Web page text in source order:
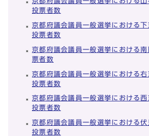
投票者数
京都府議会議員一般選挙における下
投票者数
京都府議会議員一般選挙における
票者数
京都府議会議員一般選挙における右
投票者数
京都府議会議員一般選挙における西
投票者数
京都府議会議員一般選挙における伏
投票者数